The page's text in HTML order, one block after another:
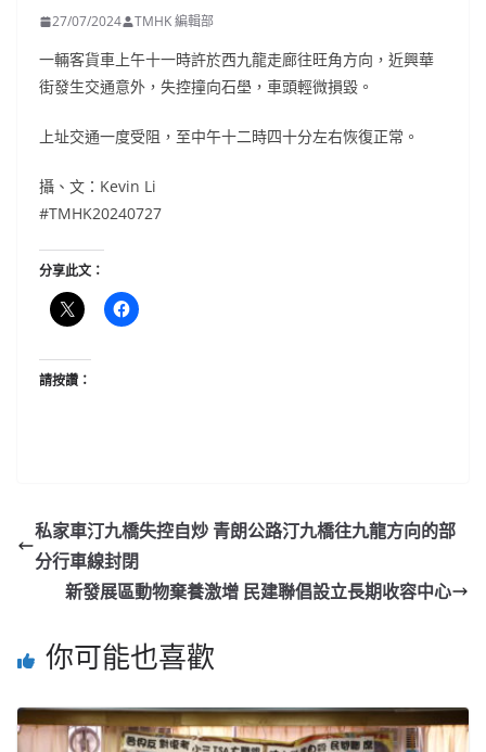
27/07/2024 TMHK 編輯部
一輛客貨車上午十一時許於西九龍走廊往旺角方向，近興華
街發生交通意外，失控撞向石壆，車頭輕微損毀。
上址交通一度受阻，至中午十二時四十分左右恢復正常。
攝、文：Kevin Li
#TMHK20240727
分享此文：
請按讚：
私家車汀九橋失控自炒 青朗公路汀九橋往九龍方向的部
分行車線封閉
新發展區動物棄養激增 民建聯倡設立長期收容中心
你可能也喜歡